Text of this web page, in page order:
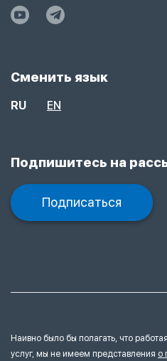
Сменить язык
RU EN
Подпишитесь на
Подписаться
Наивно было бы полагать, что
услуг, мы не имеем представления о